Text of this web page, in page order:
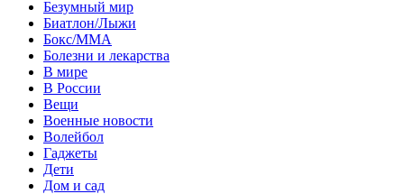
Безумный мир
Биатлон/Лыжи
Бокс/MMA
Болезни и лекарства
В мире
В России
Вещи
Военные новости
Волейбол
Гаджеты
Дети
Дом и сад